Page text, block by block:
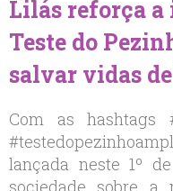
Lilás reforça
Teste do
salvar vidas
Com as hashtags
lançada neste 1º
sociedade sobre a